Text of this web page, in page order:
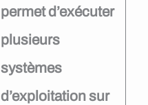
permet d’exécuter
plusieurs
systèmes
d’exploitation sur